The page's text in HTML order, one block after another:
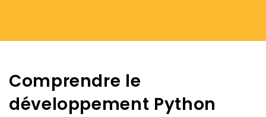
Comprendre le
développement Python